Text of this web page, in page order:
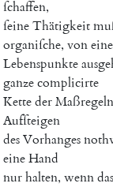
ſchaffen,
ſeineThätigkeit
organiſche, von
Lebenspunkte
ganzecomplicirte
KettederMaßregeln
Aufſteigen
desVorhanges
eineHand
nurhalten, wenndas